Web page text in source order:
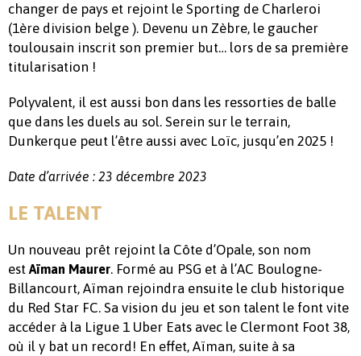
changer de pays et rejoint le Sporting de Charleroi
(1ère division belge ). Devenu un Zèbre, le gaucher
toulousain inscrit son premier but… lors de sa première
titularisation !
Polyvalent, il est aussi bon dans les ressorties de balle
que dans les duels au sol. Serein sur le terrain,
Dunkerque peut l’être aussi avec Loïc, jusqu’en 2025 !
Date d’arrivée : 23 décembre 2023
LE TALENT
Un nouveau prêt rejoint la Côte d’Opale, son nom
est Aïman Maurer. Formé au PSG et à l’AC Boulogne-
Billancourt, Aïman rejoindra ensuite le club historique
du Red Star FC. Sa vision du jeu et son talent le font vite
accéder à la Ligue 1 Uber Eats avec le Clermont Foot 38,
où il y bat un record! En effet, Aïman, suite à sa